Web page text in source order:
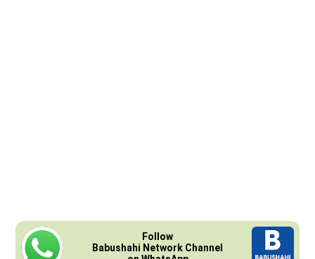
Follow
Babushahi Network Channel